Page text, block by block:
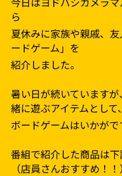
ら
夏休みに家族や親戚、
ードゲーム」を
紹介しました。
暑い日が続いています
緒に遊ぶアイテムとして、
ボードゲームはいかがで
番組で紹介した商品は下
（店員さんおすすめ！！）